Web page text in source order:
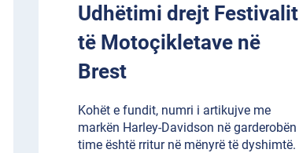
Udhëtimi drejt Festivalit
të Motoçikletave në
Brest
Kohët e fundit, numri i artikujve me
markën Harley-Davidson në garderobën
time është rritur në mënyrë të dyshimtë.